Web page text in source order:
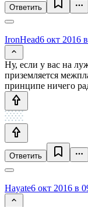
Ответить
IronHead6 окт 2016
Ну, если у вас на
приземляется
принципе ничего
Ответить
Hayate6 окт 2016 в